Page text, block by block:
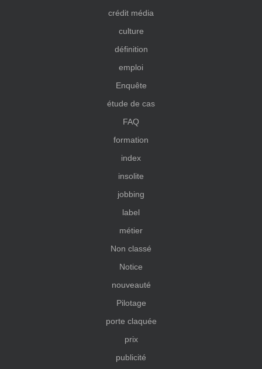
crédit média
culture
définition
emploi
Enquête
étude de cas
FAQ
formation
index
insolite
jobbing
label
métier
Non classé
Notice
nouveauté
Pilotage
porte claquée
prix
publicité